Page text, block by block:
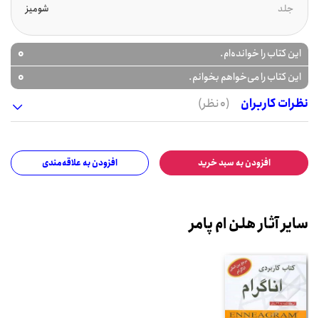
جلد
شومیز
این کتاب را خوانده‌ام. 0
این کتاب را می‌خواهم بخوانم.
0
نظرات کاربران
(0 نظر)
افزودن به سبد خرید افزودن به علاقه‌مندی
سایر آثار هلن ام پامر